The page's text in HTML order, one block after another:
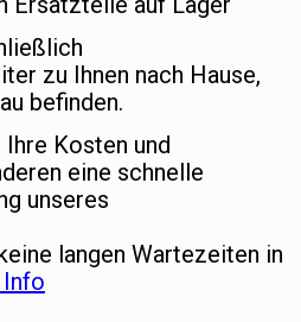
zu Ihnen nach Hause,
befinden.
Kosten und
eine schnelle
unseres
langen Wartezeiten in